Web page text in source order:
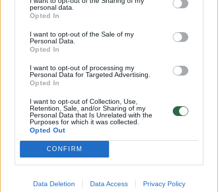
personal data.
Opted In
I want to opt-out of the Sale of my
Personal Data.
Opted In
I want to opt-out of processing my
Personal Data for Targeted Advertising.
Opted In
I want to opt-out of Collection, Use,
Retention, Sale, and/or Sharing of my
Personal Data that Is Unrelated with the
Purposes for which it was collected.
Opted Out
CONFIRM
Data Deletion Data Access Privacy Policy
(„Advanced Culinary Arts program“)
studentams.
gavau itin viliojantį pasiūlymą.
Reikėjo Paryžiuje iš naujo atidaryti Ritz-
Escoffier kulinarijos mokyklą: įrengti mokyklos
virtuves, parengti profesionalų ir mėgėjų
mokymo programas, peržiūrėti visus
anksčiau naudotus receptus ir pritaikyti juos
pagal šiuolaikinius poreikius. Tai buvo